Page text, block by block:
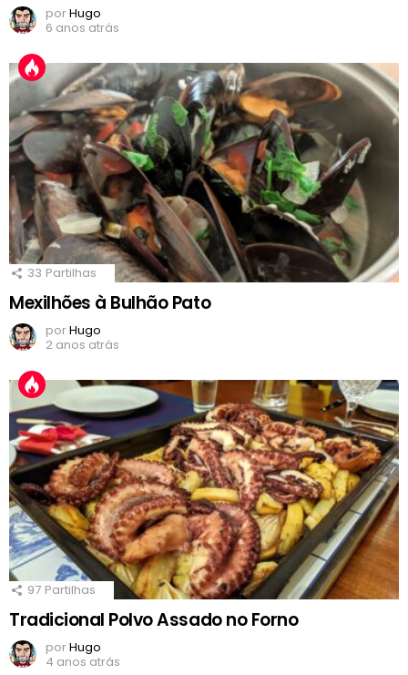
porHugo
6 anos atrás
33 Partilhas
Mexilhões à Bulhão Pato
porHugo
2 anos atrás
97 Partilhas
Tradicional Polvo Assado no Forno
porHugo
4 anos atrás